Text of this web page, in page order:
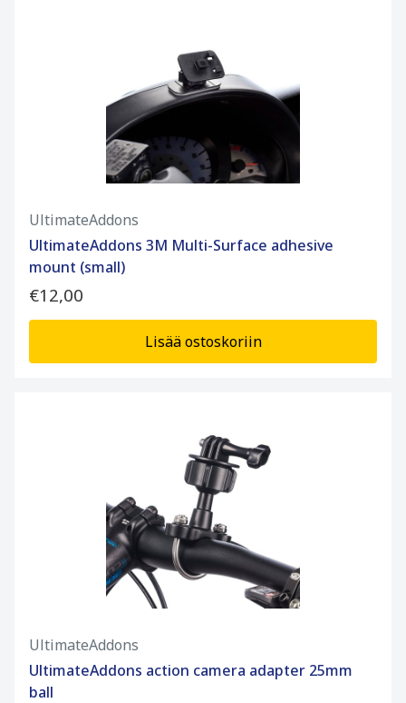
UltimateAddons
UltimateAddons 3M Multi-Surface adhesive
mount (small)
€12,00
Lisää ostoskoriin
UltimateAddons
UltimateAddons action camera adapter 25mm
ball